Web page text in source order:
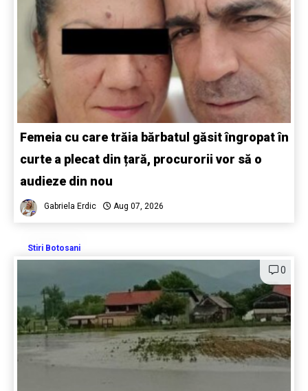
Femeia cu care trăia bărbatul găsit îngropat în
curte a plecat din țară, procurorii vor să o
audieze din nou
Gabriela Erdic Aug 07, 2026
Stiri Botosani
0